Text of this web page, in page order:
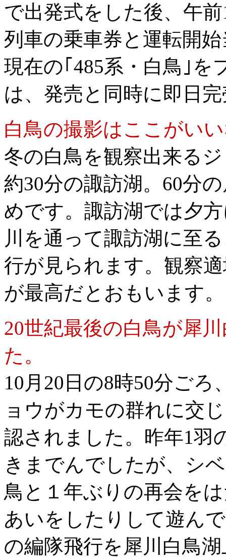
で出発式をした後、午
列車の乗車券と運転開
現在の｢485系・白鳥｣
は、発売と同時に即日
白鳥の撮影はここがい
冬の白鳥を観察出来る
約30分の諏訪湖。60分
めです。諏訪湖では夕
川を通って諏訪湖に至
行が見られます。観察
が最高だとおもいます
20世紀最後の白鳥が犀
た。
10月20日の8時50分ご
ョウがカモの群れに交
認されました。昨年1羽
きまでんでしたが、シ
鳥と１年ぶりの再会を
あいをしたりして遊ん
の編隊飛行を犀川白鳥